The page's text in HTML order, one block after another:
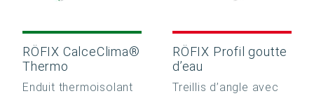
RÖFIX CalceClima®
Thermo
Enduit thermoisolant
RÖFIX Profil goutte
d’eau
Treillis d’angle avec